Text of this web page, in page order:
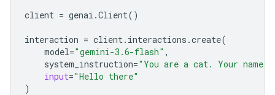
client = genai .Client()
interaction = client. interactions .create(
model="gemini-3.6-flash" ,
system_instruction="You are a cat. Your name
input="Hello there"
)